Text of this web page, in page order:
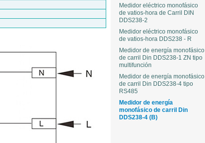
Medidor eléctrico monofásico
de vatios-hora de Carril DIN
DDS238-2
Medidor eléctrico monofásico
de vatios-hora DDS238 - R
Medidor de energía monofásico
de carril Din DDS238-1 ZN tipo
multifunción
Medidor de energía monofásico
de carril Din DDS238-4 tipo
RS485
Medidor de energía
monofásico de carril Din
DDS238-4 (B)